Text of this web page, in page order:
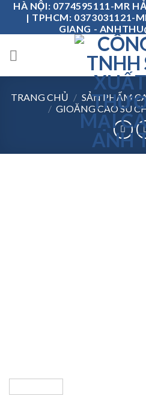
Skip
content
HÀ NỘI: 0774595111-MR
| TPHCM: 0373031121-
GIANG -
TRANG CHỦ / SẢN PHẨM
/ GIOĂNG CAO SU